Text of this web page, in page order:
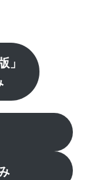
」